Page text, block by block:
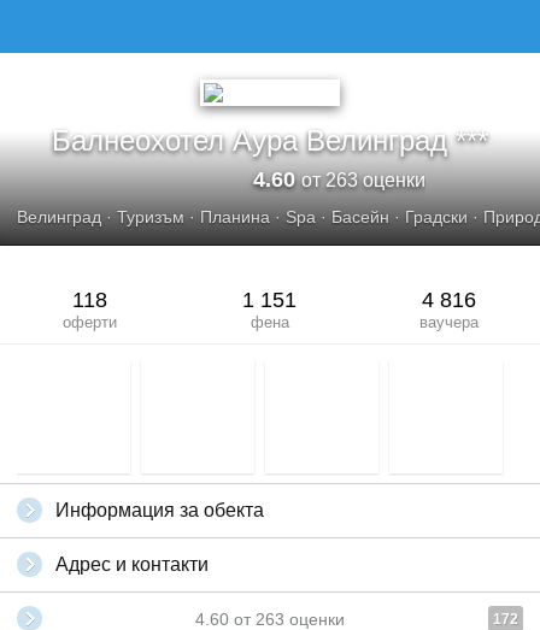
Балнеохотел Аура Велинград ***
4.60от 263 оценки
Велинград · Туризъм · Планина · Spa · Басейн · Градски ·
118
оферти
1 151
фена
4 816
ваучера
Информация за обекта
Адрес и контакти
4.60 от 263 оценки 172